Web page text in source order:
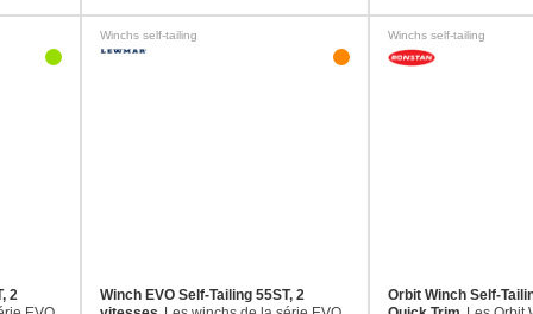
2
Winchs self-tailing
Winch EVO Self-Tailing 55ST, 2
Winchs self-tailing
Orbit Winch Self-